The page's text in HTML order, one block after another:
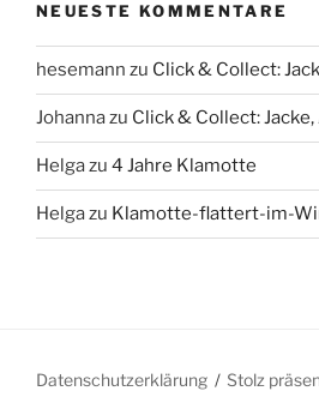
NEUESTE KOMMENTARE
hesemann zu Click & Collect:
Johannazu Click & Collect:
Helgazu 4 Jahre Klamotte
Helgazu Klamotte-flattert-im-
Datenschutzerklärung Stolz